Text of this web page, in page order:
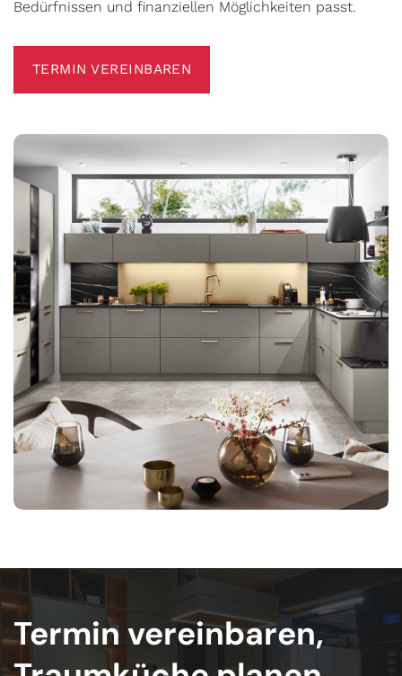
Bedürfnissen und finanziellen Möglichkeiten passt.
TERMIN VEREINBAREN
Termin vereinbaren,